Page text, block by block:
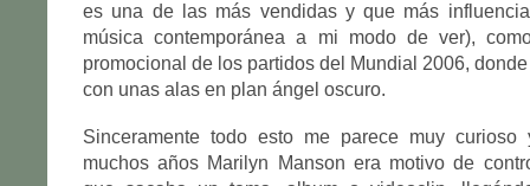
es una de las más vendidas y que más
música contemporánea a mi modo de ver),
promocional de los partidos del Mundial 2006,
con unas alas en plan ángel oscuro.
Sinceramente todo esto me parece muy
muchos años Marilyn Manson era motivo de